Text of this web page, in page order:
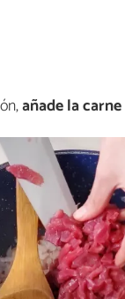
añade la carne